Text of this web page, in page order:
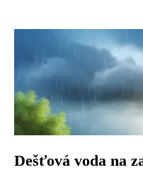
Dešťová voda na